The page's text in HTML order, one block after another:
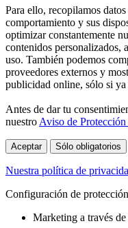
Para ello, recopilamos
comportamiento y sus
optimizar constantemente
contenidos personalizados,
uso. También podemos
proveedores externos y
publicidad online, sólo si
Antes de dar tu
nuestro Aviso de
Aceptar Sólo obligatorios
Nuestra política de
Configuración de
Marketing a través